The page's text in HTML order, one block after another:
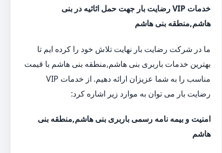
خدمات VIP رضایت بار جهت حمل اثاثیه در بنی
هاشم,منطقه بنی هاشم
ما در شرکت رضایت بار نهایت تلاش خود را کرده ایم تا
بهترین خدمات باربری بنی هاشم,منطقه بنی هاشم با قیمت
مناسب را به شما عزیزان ارائه دهیم. از خدمات VIP
رضایت بار می توان به موارد زیر اشاره کرد:
امنیت و بیمه نامه رسمی باربری بنی هاشم,منطقه بنی
هاشم